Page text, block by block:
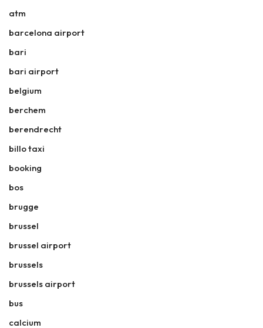
atm
barcelona airport
bari
bari airport
belgium
berchem
berendrecht
billo taxi
booking
bos
brugge
brussel
brussel airport
brussels
brussels airport
bus
calcium